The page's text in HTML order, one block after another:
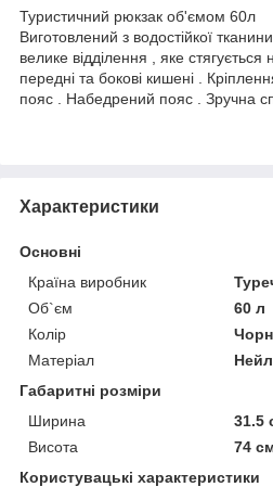
Туристичний рюкзак об'ємом 60л
Виготовлений з водостійкої
велике відділення , яке
передні та бокові кишені .
пояс . Набедрений пояс . Зручна
Характеристики
Основні
Країна виробник
Об`єм
60 л
Колір
Матеріал
Габаритні розміри
Ширина
31.5
Висота
74
Користувацькі характеристики